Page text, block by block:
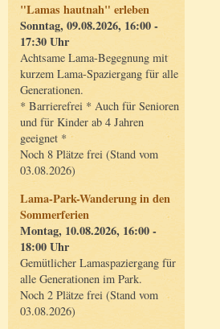
"Lamas hautnah" erleben
Sonntag, 09.08.2026, 16:00 -
17:30 Uhr
Achtsame Lama-Begegnung mit
kurzem Lama-Spaziergang für alle
Generationen.
* Barrierefrei * Auch für Senioren
und für Kinder ab 4 Jahren
geeignet *
Noch 8 Plätze frei (Stand vom
03.08.2026)
Lama-Park-Wanderung in den
Sommerferien
Montag, 10.08.2026, 16:00 -
18:00 Uhr
Gemütlicher Lamaspaziergang für
alle Generationen im Park.
Noch 2 Plätze frei (Stand vom
03.08.2026)